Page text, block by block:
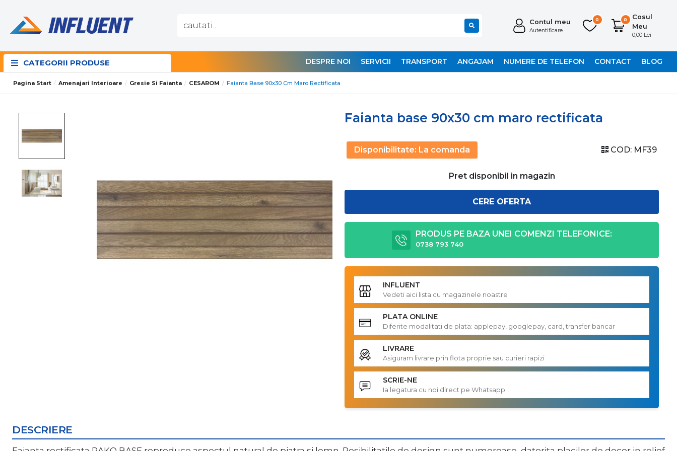
Contul meu
Autentificare
0 0
Cosul
Meu
0,00 Lei
CATEGORII PRODUSE DESPRE NOI SERVICII TRANSPORT ANGAJAM NUMERE DE TELEFON CONTACT BLOG
Pagina Start Amenajari Interioare Gresie Si Faianta CESAROM Faianta Base 90x30 Cm Maro Rectificata
Faianta base 90x30 cm maro rectificata
Disponibilitate: La comanda COD: MF39
Pret disponibil in magazin
CERE OFERTA
PRODUS PE BAZA UNEI COMENZI TELEFONICE:
0738 793 740
INFLUENT
Vedeti aici lista cu magazinele noastre
PLATA ONLINE
Diferite modalitati de plata: applepay, googlepay, card, transfer bancar
LIVRARE
Asiguram livrare prin flota proprie sau curieri rapizi
SCRIE-NE
Ia legatura cu noi direct pe Whatsapp
DESCRIERE